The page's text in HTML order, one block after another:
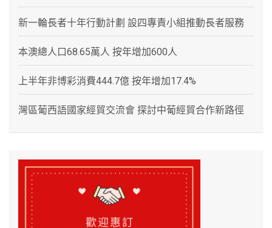
新一輪長者十年行動計劃 設四專責小組推動長者服務
本澳總人口68.65萬人 按年增加600人
上半年非博彩消費444.7億 按年增加17.4%
灣區葡西語國家經貿交流會 探討中葡經貿合作新路徑